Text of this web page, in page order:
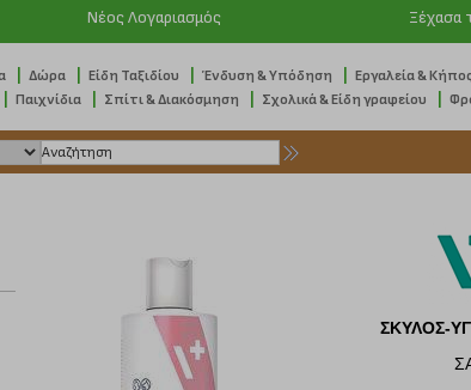
Νέος Λογαριασμός Ξέχασα
Δώρα Είδη Ταξιδίου Ένδυση & Υπόδηση Εργαλεία &
Παιχνίδια Σπίτι & Διακόσμηση Σχολικά & Είδη γραφείου
ΣΚΥΛΟΣ-